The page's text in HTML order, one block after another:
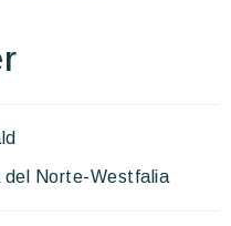
del Norte-Westfalia